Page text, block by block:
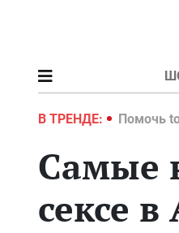
В ТРЕНДЕ:
в Украине 2022 Помочь
Самые
сексе